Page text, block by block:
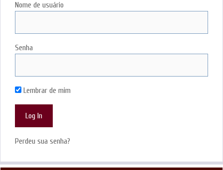
Nome de usuário
Senha
Lembrar de mim
Perdeu sua senha?